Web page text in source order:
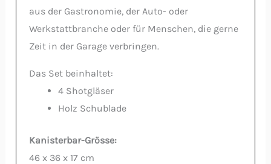
aus der Gastronomie, der Auto- oder
Werkstattbranche oder für Menschen, die gerne
Zeit in der Garage verbringen.
Das Set beinhaltet:
4 Shotgläser
Holz Schublade
Kanisterbar-Grösse:
46 x 36 x 17 cm